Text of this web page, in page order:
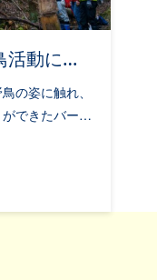
活動に…
の姿に触れ、
ができたバー…